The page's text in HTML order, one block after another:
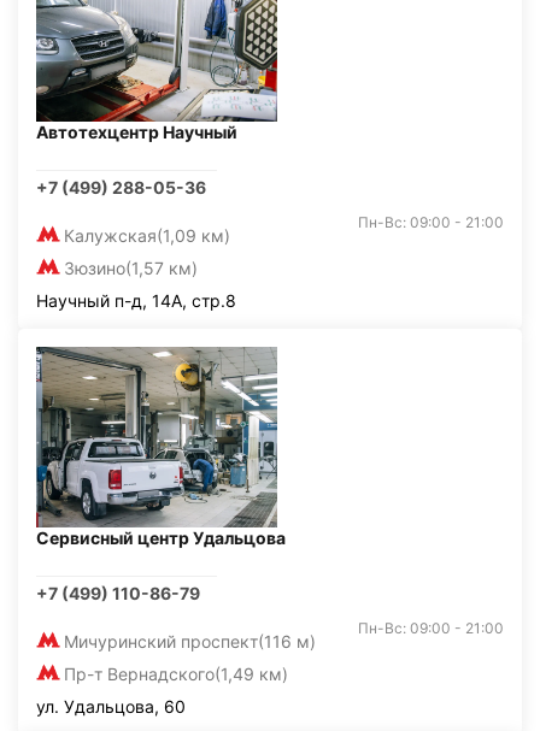
Автотехцентр Научный
+7 (499) 288-05-36
Калужская(1,09 км)
Зюзино(1,57 км)
Пн-Вс: 09:00 - 21:00
Научный п-д, 14А, стр.8
Сервисный центр Удальцова
+7 (499) 110-86-79
Мичуринский проспект(116 м)
Пр-т Вернадского(1,49 км)
Пн-Вс: 09:00 - 21:00
ул. Удальцова, 60